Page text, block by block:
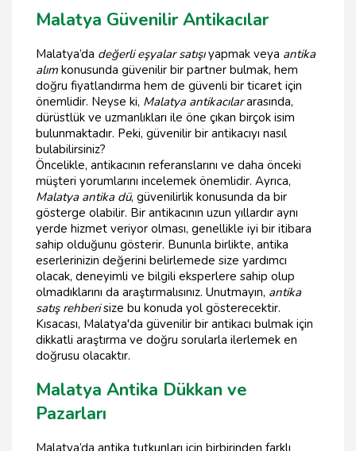
Malatya Güvenilir Antikacılar
Malatya’da değerli eşyalar satışıyapmak veya antika
alım konusunda güvenilir bir partner bulmak, hem
doğru fiyatlandırma hem de güvenli bir ticaret için
önemlidir. Neyse ki, Malatya antikacılararasında,
dürüstlük ve uzmanlıkları ile öne çıkan birçok isim
bulunmaktadır. Peki, güvenilir bir antikacıyı nasıl
bulabilirsiniz?
Öncelikle, antikacının referanslarını ve daha önceki
müşteri yorumlarını incelemek önemlidir. Ayrıca,
Malatya antika dü, güvenilirlik konusunda da bir
gösterge olabilir. Bir antikacının uzun yıllardır aynı
yerde hizmet veriyor olması, genellikle iyi bir itibara
sahip olduğunu gösterir. Bununla birlikte, antika
eserlerinizin değerini belirlemede size yardımcı
olacak, deneyimli ve bilgili eksperlere sahip olup
olmadıklarını da araştırmalısınız. Unutmayın, antika
satış rehberisize bu konuda yol gösterecektir.
Kısacası, Malatya'da güvenilir bir antikacı bulmak için
dikkatli araştırma ve doğru sorularla ilerlemek en
doğrusu olacaktır.
Malatya Antika Dükkan ve
Pazarları